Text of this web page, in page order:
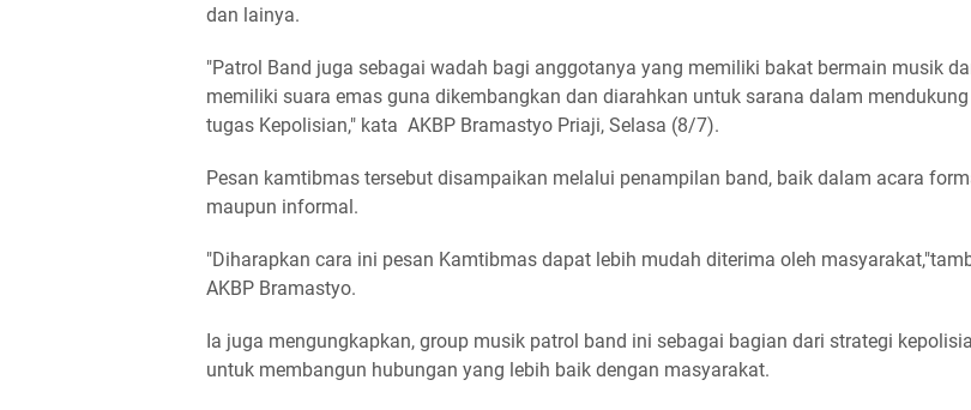
dan lainya.
"Patrol Band juga sebagai wadah bagi anggotanya yang memiliki bakat bermain musik
memiliki suara emas guna dikembangkan dan diarahkan untuk sarana dalam mendukung
tugas Kepolisian," kata AKBP Bramastyo Priaji, Selasa (8/7).
Pesan kamtibmas tersebut disampaikan melalui penampilan band, baik dalam acara
maupun informal.
"Diharapkan cara ini pesan Kamtibmas dapat lebih mudah diterima oleh
AKBP Bramastyo.
Ia juga mengungkapkan, group musik patrol band ini sebagai bagian dari strategi
untuk membangun hubungan yang lebih baik dengan masyarakat.